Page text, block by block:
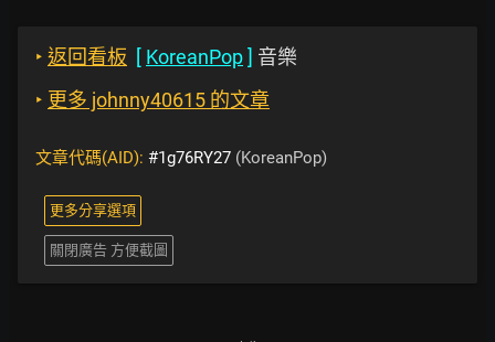
‣ 返回看板 [ KoreanPop] 音樂
‣ 更多 johnny40615 的文章
文章代碼(AID): #1g76RY27 (KoreanPop)
更多分享選項
關閉廣告 方便截圖